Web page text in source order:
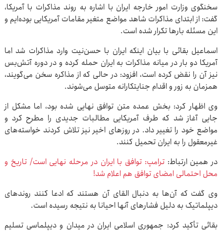
سخنگوی وزارت امور خارجه ایران با اشاره به روند مذاکرات با آمریکا،
گفت: از ابتدای مذاکرات شاهد مواضع متغیر مقامات آمریکایی بوده‌ایم و
این مسئله بارها تکرار شده است.
اسماعیل بقائی با بیان اینکه ایران با حسن‌نیت وارد مذاکرات شد اما
آمریکا دو بار در میانه مذاکرات به ایران حمله کرده و در دوره آتش‌بس
نیز آن را نقض کرده است، افزود: در حالی که از مذاکره سخن می‌گویند،
همزمان به زور و اقدام جنایتکارانه متوسل می‌شوند.
وی اظهار کرد: بخش عمده متن توافق نهایی شده بود، اما مشکل از
جایی آغاز شد که طرف آمریکایی مطالبات جدیدی را مطرح کرد و
مواضع خود را تغییر داد. در روزهای اخیر نیز تلاش کردند خواسته‌های
غیرمعقول را به ایران تحمیل کنند.
در همین ارتباط:ترامپ: توافق با ایران در مرحله نهایی است/ تاریخ و
محل احتمالی امضای توافق هم اعلام شد!
وی گفت که آن‌ها به دنبال القای آن هستند که ادعا کنند روندهای
دیپلماتیک به دلیل فشارهای آنها احیانا به نتیجه رسیده است.
بقائی تأکید کرد: جمهوری اسلامی ایران در میدان و دیپلماسی تسلیم